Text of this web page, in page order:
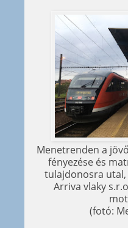
Menetrenden a
fényezése és
tulajdonosra
Arriva vlaky
(fotó: